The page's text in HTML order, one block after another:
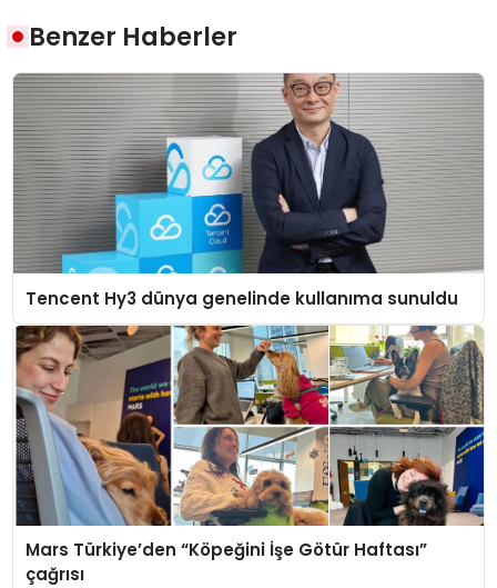
Benzer Haberler
Tencent Hy3 dünya genelinde kullanıma sunuldu
Mars Türkiye’den “Köpeğini İşe Götür Haftası”
çağrısı